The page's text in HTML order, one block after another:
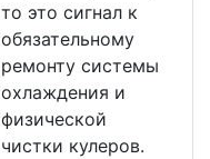
то это сигнал к
обязательному
ремонту системы
охлаждения и
физической
чистки кулеров.